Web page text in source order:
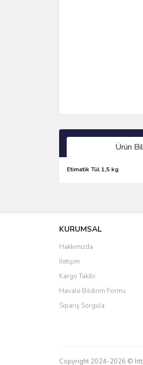
Ürün
Etimatik Tül 1,5 kg
Ürün resmi
Ürün
Ürün bilgilerinde
Ürün fiyatı diğer
Bu ürüne benzer
KURUMSAL
Hakkımızda
İletişim
Kargo Takibi
Havale Bildirim Formu
Sipariş Sorgula
Copyright 2024-2026 ©